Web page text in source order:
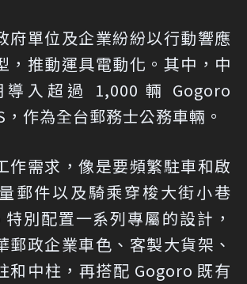
府單位及企業紛紛以行動響應
，推動運具電動化。其中，中
入超過 1,000 輛 Gogoro
作為全台郵務士公務車輛。
作需求，像是要頻繁駐車和啟
郵件以及騎乘穿梭大街小巷
別配置一系列專屬的設計，
郵政企業車色、客製大貨架、
和中柱，再搭配 Gogoro 既有